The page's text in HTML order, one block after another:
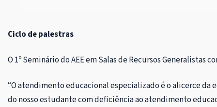
Ciclo de palestras
O 1º Seminário do AEE em Salas de Recursos
“O atendimento educacional especializado é o alicerce da
do nosso estudante com deficiência ao atendimento